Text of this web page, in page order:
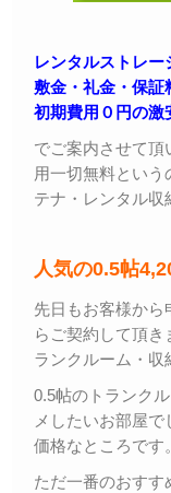
レンタルストレー
敷金・礼金・保証
初期費用０円の激
でご案内させて
用一切無料という
テナ・レンタル収
人気の0.5帖
先日もお客様か
らご契約して頂き
ランクルーム・収
0.5帖のトランク
メしたいお部屋
価格なところです。
ただ一番のおすす